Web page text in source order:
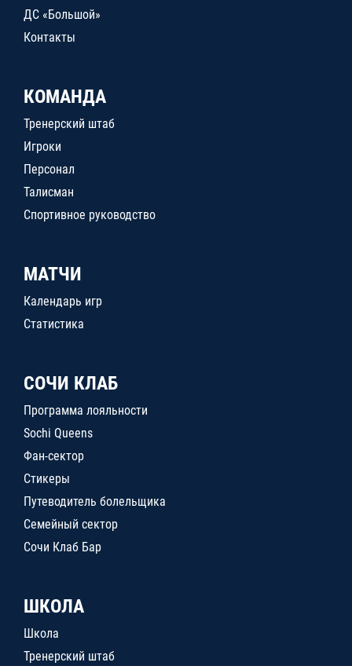
ДС «Большой»
Контакты
КОМАНДА
Тренерский штаб
Игроки
Персонал
Талисман
Спортивное руководство
МАТЧИ
Календарь игр
Статистика
СОЧИ КЛАБ
Программа лояльности
Sochi Queens
Фан-сектор
Стикеры
Путеводитель болельщика
Семейный сектор
Сочи Клаб Бар
ШКОЛА
Школа
Тренерский штаб